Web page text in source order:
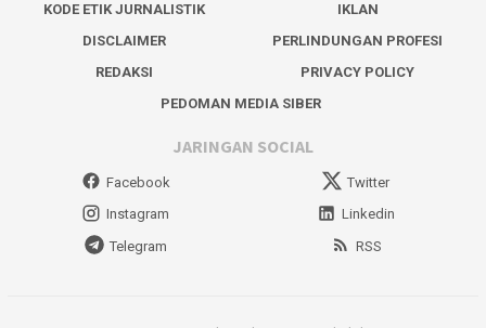
KODE ETIK JURNALISTIK
IKLAN
DISCLAIMER
PERLINDUNGAN PROFESI
REDAKSI
PRIVACY POLICY
PEDOMAN MEDIA SIBER
JARINGAN SOCIAL
Facebook
Twitter
Instagram
Linkedin
Telegram
RSS